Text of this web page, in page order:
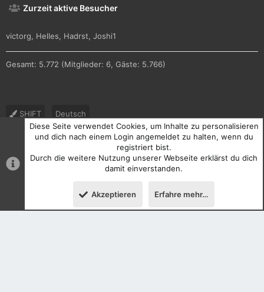
Zurzeit aktive Besucher
victorg Helles Hadrst Joshi1
Gesamt: 5.772 (Mitglieder: 6, Gäste: 5.766)
SHIFT
Deutsch
Nutzungsbedingungen
Datenschutz Hilfe und Impressum
S
S
Diese Seite verwendet Cookies, um Inhalte zu personalisieren
und dich nach einem Login angemeldet zu halten, wenn du
registriert bist.
Durch die weitere Nutzung unserer Webseite erklärst du dich
damit einverstanden.
Akzeptieren Erfahre mehr…